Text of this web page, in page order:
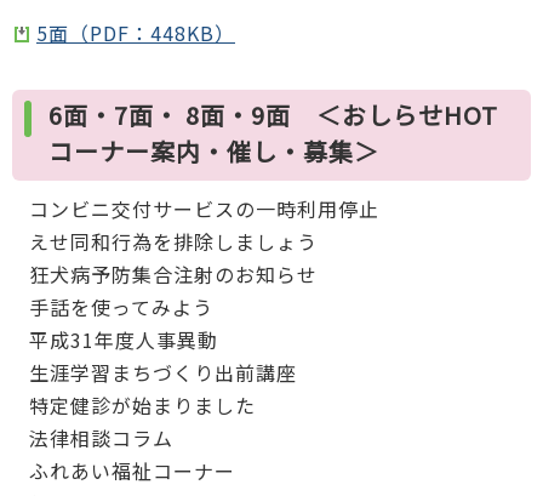
5面（PDF：448KB）
6面・7面・ 8面・9面 ＜おしらせHOT
コーナー案内・催し・募集＞
コンビニ交付サービスの一時利用停止
えせ同和行為を排除しましょう
狂犬病予防集合注射のお知らせ
手話を使ってみよう
平成31年度人事異動
生涯学習まちづくり出前講座
特定健診が始まりました
法律相談コラム
ふれあい福祉コーナー